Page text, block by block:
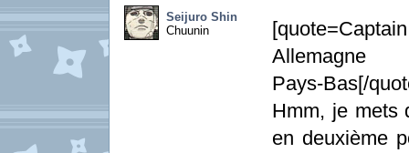
Seijuro Shin
Chuunin
Allemagne
Pays-Bas[/
Hmm, je mets
en deuxième